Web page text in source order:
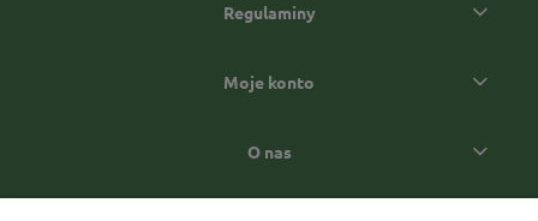
Regulaminy
Moje konto
O nas